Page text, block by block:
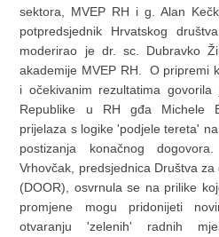
sektora, MVEP RH i g. Alan
potpredsjednik Hrvatskog
moderirao je dr. sc. Dubravko
akademije MVEP RH. O pripremi
i očekivanim rezultatima govorila
Republike u RH gđa Michele
prijelaza s logike 'podjele tereta'
postizanja konačnog
Vrhovčak, predsjednica Društva
(DOOR), osvrnula se na prilike
promjene mogu pridonijeti
otvaranju 'zelenih' radnih